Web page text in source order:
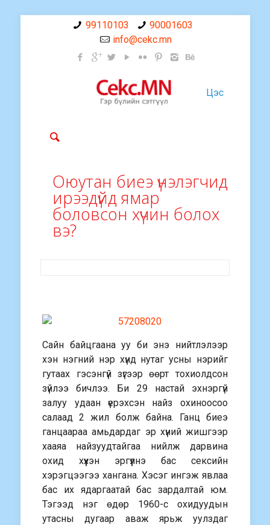
99110103
90001603
info@cekc.mn
Цэс
Оюутан биеэ үнэлэгчид
ирээдүйд ямар
боловсон хүчин болох
вэ?
Сайн байцгаана уу би энэ нийтлэлээр
хэн нэгний нэр хүнд нутаг усны нэрийг
гутаах гэсэнгүй зүгээр өөрт тохиолдсон
зүйлээ бичлээ. Би 29 настай эхнэргүй
залуу удаан үерэхсэн найз охиноосоо
салаад 2 жил болж байна. Ганц биеэ
ганцаараа амьдардаг эр хүний жишгээр
хааяа найзуудтайгаа нийлж дарвина
охид хүүхэн эргүүлнэ бас сексийн
хэрэгцээгээ хангана. Хэсэг ингэж явлаа
бас их ядаргаатай бас зардалтай юм.
Тэгээд нэг өдөр 1960-с охидуудын
утасны дугаар аваж ярьж уулздаг